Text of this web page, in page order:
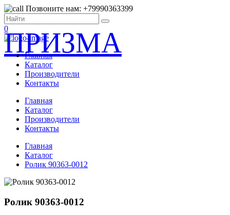
Позвоните нам: +79990363399
0
ПРИЗМА
Главная
Каталог
Производители
Контакты
Главная
Каталог
Производители
Контакты
Главная
Каталог
Ролик 90363-0012
Ролик 90363-0012